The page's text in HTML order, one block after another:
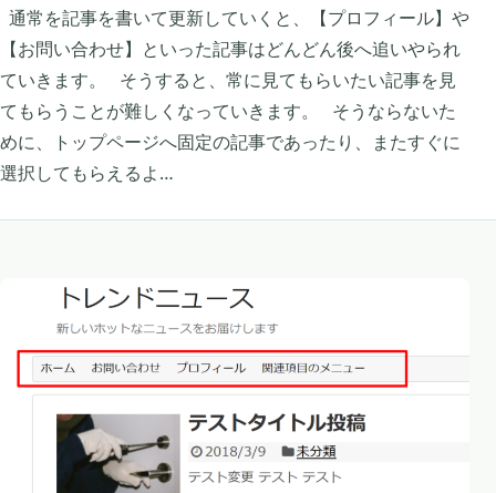
通常を記事を書いて更新していくと、【プロフィール】や
【お問い合わせ】といった記事はどんどん後へ追いやられ
ていきます。 そうすると、常に見てもらいたい記事を見
てもらうことが難しくなっていきます。 そうならないた
めに、トップページへ固定の記事であったり、またすぐに
選択してもらえるよ…